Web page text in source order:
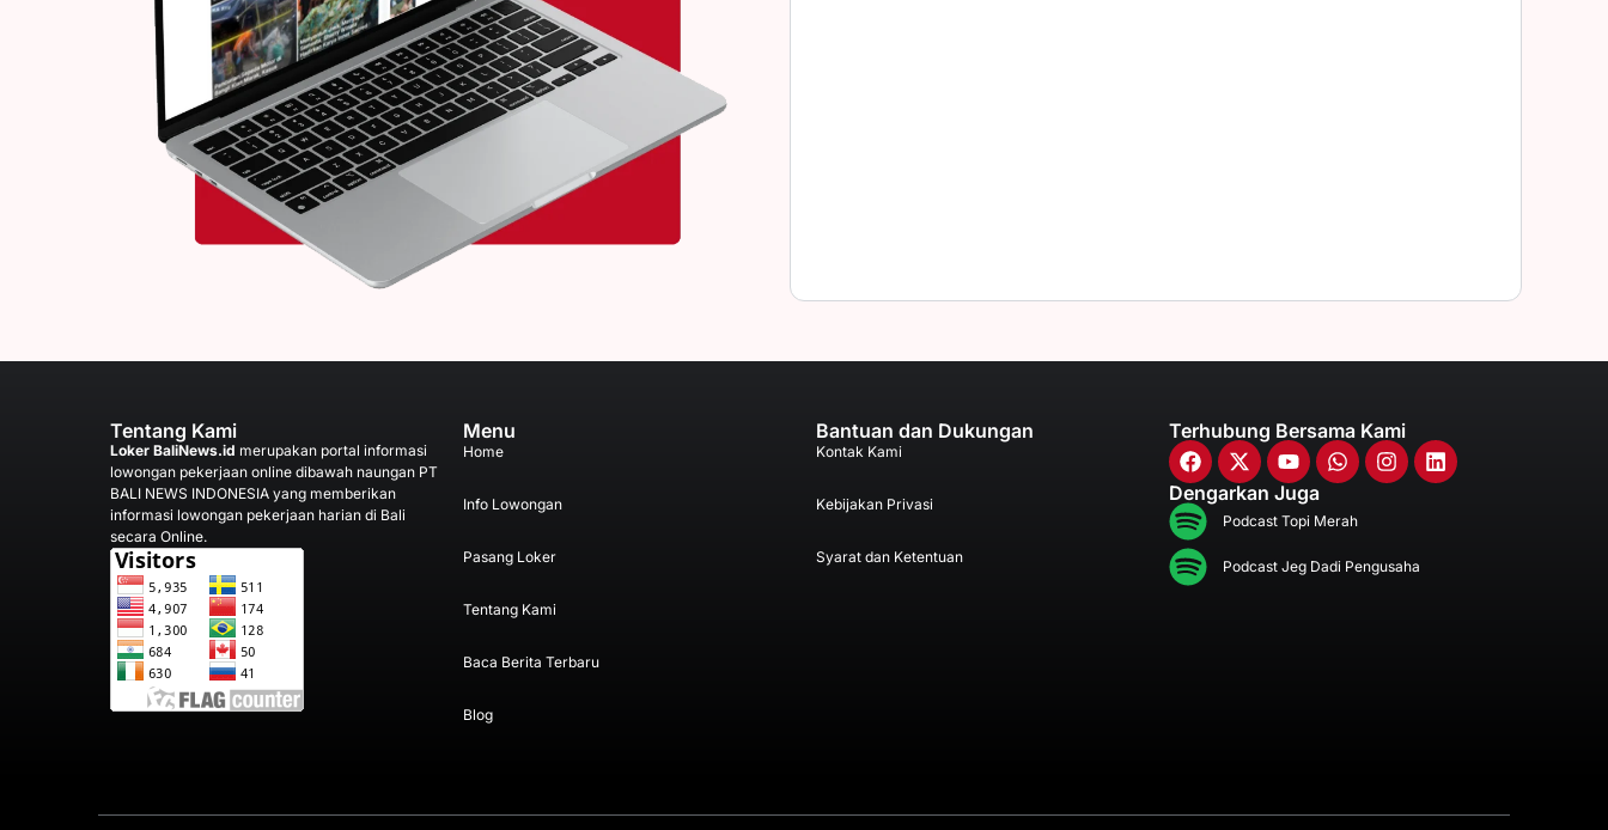
Tentang Kami
Loker BaliNews.id merupakan portal informasi
lowongan pekerjaan online dibawah naungan PT
BALI NEWS INDONESIA yang memberikan
informasi lowongan pekerjaan harian di Bali
secara Online.
Menu
Home
Info Lowongan
Pasang Loker
Tentang Kami
Baca Berita Terbaru
Blog
Bantuan dan Dukungan
Kontak Kami
Kebijakan Privasi
Syarat dan Ketentuan
Terhubung Bersama Kami
Dengarkan Juga
Podcast Topi Merah
Podcast Jeg Dadi Pengusaha